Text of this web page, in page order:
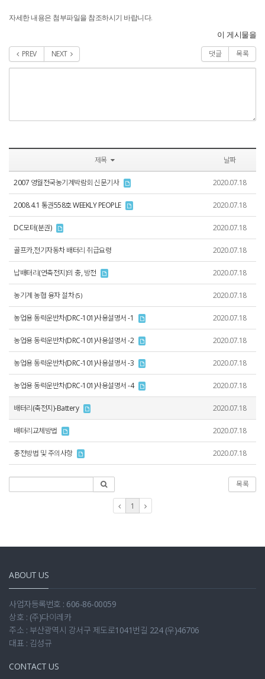
자세한 내용은 첨부파일을 참조하시기 바랍니다.
이 게시물을
PREV NEXT 댓글 목록
제목 날짜
2007 영월전국농기계박람회 신문기사 2020.07.18
2008.4.1 통권558호 WEEKLY PEOPLE 2020.07.18
DC모터(분권) 2020.07.18
골프카,전기자동차 배터리 취급요령 2020.07.18
납배터리(연축전지)의 충, 방전 2020.07.18
농기계 농협 융자 절차 (5) 2020.07.18
농업용 동력운반차(DRC-101)사용설명서 -1 2020.07.18
농업용 동력운반차(DRC-101)사용설명서 -2 2020.07.18
농업용 동력운반차(DRC-101)사용설명서 -3 2020.07.18
농업용 동력운반차(DRC-101)사용설명서 -4 2020.07.18
배터리(축전지)-Battery 2020.07.18
배터리교체방법 2020.07.18
충전방법 및 주의사항 2020.07.18
목록
1
ABOUT US
사업자등록번호 : 606-86-00059
상호 : (주)다이레카
주소 : 부산광역시 강서구 제도로1041번길 224 (우)46706
대표 : 김성규
CONTACT US